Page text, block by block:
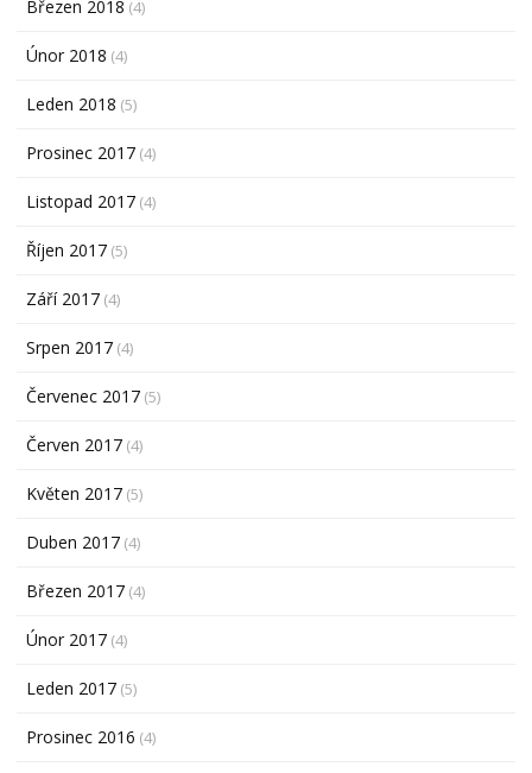
Březen 2018 (4)
Únor 2018 (4)
Leden 2018 (5)
Prosinec 2017 (4)
Listopad 2017 (4)
Říjen 2017 (5)
Září 2017 (4)
Srpen 2017 (4)
Červenec 2017 (5)
Červen 2017 (4)
Květen 2017 (5)
Duben 2017 (4)
Březen 2017 (4)
Únor 2017 (4)
Leden 2017 (5)
Prosinec 2016 (4)